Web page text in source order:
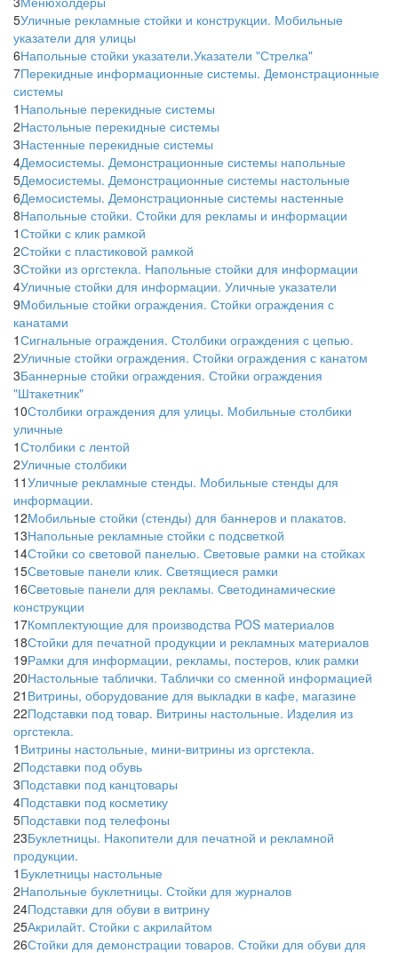
5Уличные рекламные стойки и конструкции. Мобильные
указатели для улицы
6Напольные стойки указатели.Указатели "Стрелка"
7Перекидные информационные системы. Демонстрационные
системы
1 Напольные перекидные системы
2Настольные перекидные системы
3Настенные перекидные системы
4Демосистемы. Демонстрационные системы напольные
5Демосистемы. Демонстрационные системы настольные
6Демосистемы. Демонстрационные системы настенные
8Напольные стойки. Стойки для рекламы и информации
1Стойки с клик рамкой
2Стойки с пластиковой рамкой
3Стойки из оргстекла. Напольные стойки для информации
4Уличные стойки для информации. Уличные указатели
9Мобильные стойки ограждения. Стойки ограждения с
канатами
1Сигнальные ограждения. Столбики ограждения с цепью.
2Уличные стойки ограждения. Стойки ограждения с канатом
3Баннерные стойки ограждения. Стойки ограждения
"Штакетник"
10Столбики ограждения для улицы. Мобильные столбики
уличные
1Столбики с лентой
2Уличные столбики
11Уличные рекламные стенды. Мобильные стенды для
информации.
12Мобильные стойки (стенды) для баннеров и плакатов.
13Напольные рекламные стойки с подсветкой
14Стойки со световой панелью. Световые рамки на стойках
15Световые панели клик. Светящиеся рамки
16Световые панели для рекламы. Светодинамические
конструкции
17Комплектующие для производства POS материалов
18Стойки для печатной продукции и рекламных материалов
19Рамки для информации, рекламы, постеров, клик рамки
20Настольные таблички. Таблички со сменной информацией
21 Витрины, оборудование для выкладки в кафе, магазине
22Подставки под товар. Витрины настольные. Изделия из
оргстекла.
1 Витрины настольные, мини-витрины из оргстекла.
2Подставки под обувь
3Подставки под канцтовары
4Подставки под косметику
5Подставки под телефоны
23Буклетницы. Накопители для печатной и рекламной
продукции.
1 Буклетницы настольные
2Напольные буклетницы. Стойки для журналов
24Подставки для обуви в витрину
25Акрилайт. Стойки с акрилайтом
26Стойки для демонстрации товаров. Стойки для обуви для